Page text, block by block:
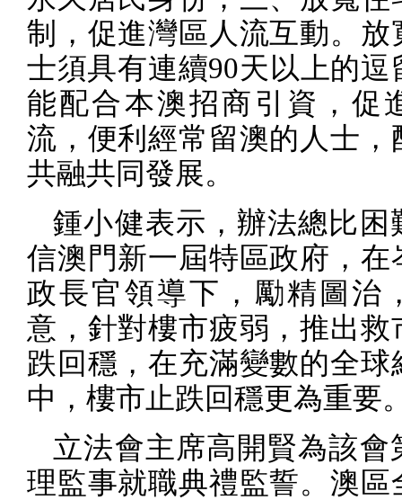
制，促進灣區人流互動。放
士須具有連續90天以上的逗
能配合本澳招商引資，促
流，便利經常留澳的人士，
共融共同發展。
鍾小健表示，辦法總比困
信澳門新一屆特區政府，在
政長官領導下，勵精圖治
意，針對樓市疲弱，推出救
跌回穩，在充滿變數的全球
中，樓市止跌回穩更為重要
立法會主席高開賢為該會
理監事就職典禮監誓。澳區